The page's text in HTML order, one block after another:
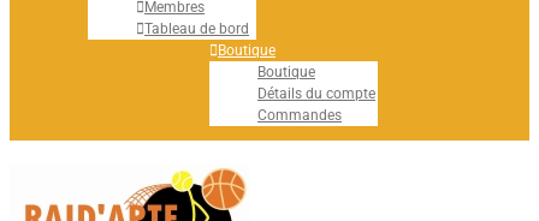
Membres
Tableau de bord
Boutique
Boutique
Détails du compte
Commandes